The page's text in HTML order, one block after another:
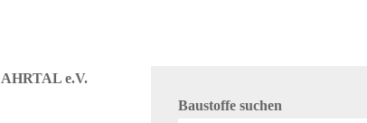
AHRTAL e.V.
Baustoffe suchen